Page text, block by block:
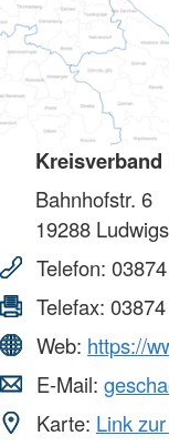
Bahnhofstr. 6
19288
Telefon:
Telefax:
Web: https://
E-Mail:
Karte: Link